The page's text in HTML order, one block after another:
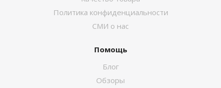
Политика конфиденциальности
СМИ о нас
Помощь
Блог
Обзоры